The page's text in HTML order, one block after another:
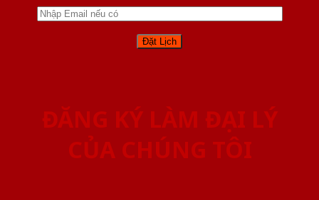
ĐĂNG KÝ LÀM ĐẠI LÝ
CỦA CHÚNG TÔI